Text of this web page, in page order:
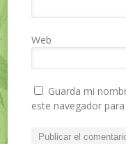
Web
Guarda mi
este navegador